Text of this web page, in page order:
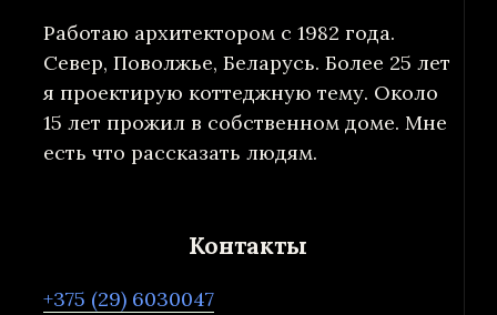
Работаю архитектором с 1982 года.
Север, Поволжье, Беларусь. Более 25 лет
я проектирую коттеджную тему. Около
15 лет прожил в собственном доме. Мне
есть что рассказать людям.
Контакты
+375 (29) 6030047